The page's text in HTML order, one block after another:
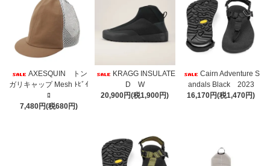
AXESQUIN トン
ガリキャップ Mesh ﾄﾋﾞｲ
ﾛ
7,480円(税680円)
KRAGG INSULATE
D W
20,900円(税1,900円)
Cairn Adventure S
andals Black 2023
16,170円(税1,470円)